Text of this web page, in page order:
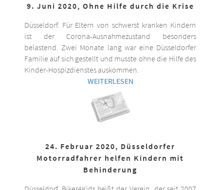
9. Juni 2020, Ohne Hilfe durch die Krise
Düsseldorf. Für Eltern von schwerst kranken Kindern
ist der Corona-Ausnahmezustand besonders
belastend. Zwei Monate lang war eine Düsseldorfer
Familie auf sich gestellt und musste ohne die Hilfe des
Kinder-Hospizdienstes auskommen.
WEITERLESEN
24. Februar 2020, Düsseldorfer
Motorradfahrer helfen Kindern mit
Behinderung